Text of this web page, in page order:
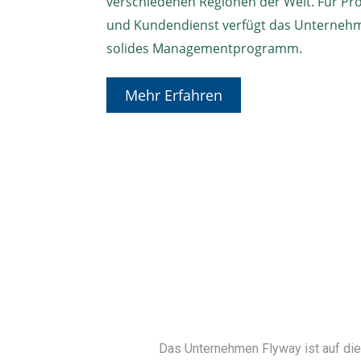
und Kundendienst verfügt das
solides Managementprogramm.
Mehr Erfahren
Das Unternehmen Flyway ist auf